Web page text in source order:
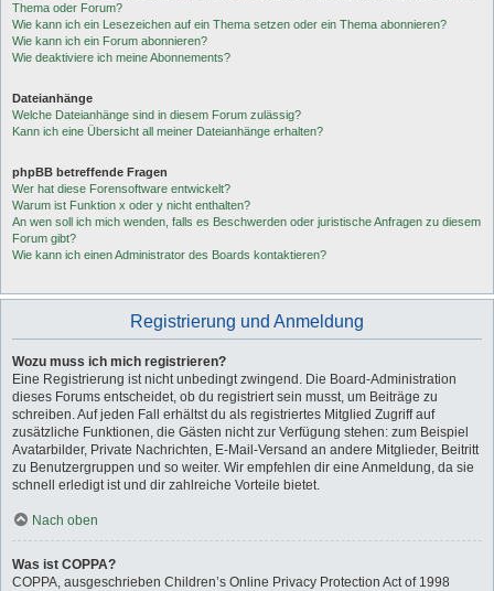
Thema oder Forum?
Wie kann ich ein Lesezeichen auf ein Thema setzen oder ein Thema abonnieren?
Wie kann ich ein Forum abonnieren?
Wie deaktiviere ich meine Abonnements?
Dateianhänge
Welche Dateianhänge sind in diesem Forum zulässig?
Kann ich eine Übersicht all meiner Dateianhänge erhalten?
phpBB betreffende Fragen
Wer hat diese Forensoftware entwickelt?
Warum ist Funktion x oder y nicht enthalten?
An wen soll ich mich wenden, falls es Beschwerden oder juristische Anfragen zu diesem
Forum gibt?
Wie kann ich einen Administrator des Boards kontaktieren?
Registrierung und Anmeldung
Wozu muss ich mich registrieren?
Eine Registrierung ist nicht unbedingt zwingend. Die Board-Administration
dieses Forums entscheidet, ob du registriert sein musst, um Beiträge zu
schreiben. Auf jeden Fall erhältst du als registriertes Mitglied Zugriff auf
zusätzliche Funktionen, die Gästen nicht zur Verfügung stehen: zum Beispiel
Avatarbilder, Private Nachrichten, E-Mail-Versand an andere Mitglieder, Beitritt
zu Benutzergruppen und so weiter. Wir empfehlen dir eine Anmeldung, da sie
schnell erledigt ist und dir zahlreiche Vorteile bietet.
Nach oben
Was ist COPPA?
COPPA, ausgeschrieben Children’s Online Privacy Protection Act of 1998